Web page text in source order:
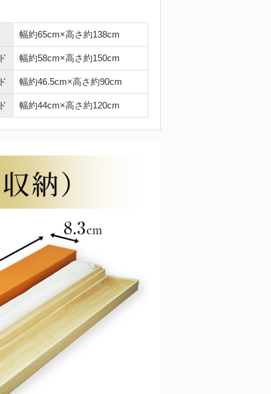
幅約65cm×高さ約138cm
幅約58cm×高さ約150cm
幅約46.5cm×高さ約90cm
幅約44cm×高さ約120cm